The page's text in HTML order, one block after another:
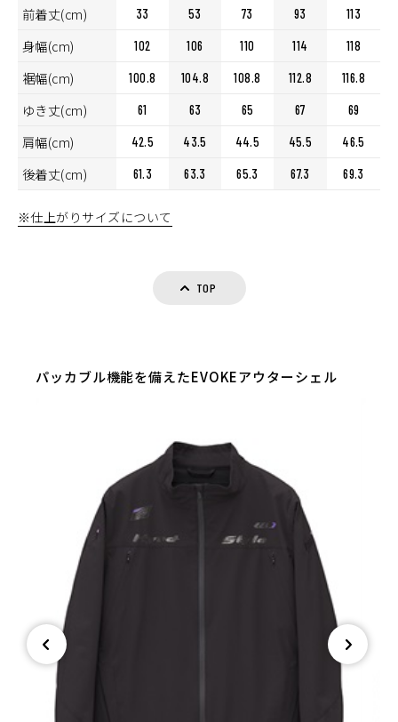
前着丈(cm) 33 53 73 93 113
身幅(cm) 102 106 110 114 118
裾幅(cm) 100.8 104.8 108.8 112.8 116.8
ゆき丈(cm) 61 63 65 67 69
肩幅(cm) 42.5 43.5 44.5 45.5 46.5
後着丈(cm) 61.3 63.3 65.3 67.3 69.3
※仕上がりサイズについて
TOP
パッカブル機能を備えたEVOKEアウターシェル